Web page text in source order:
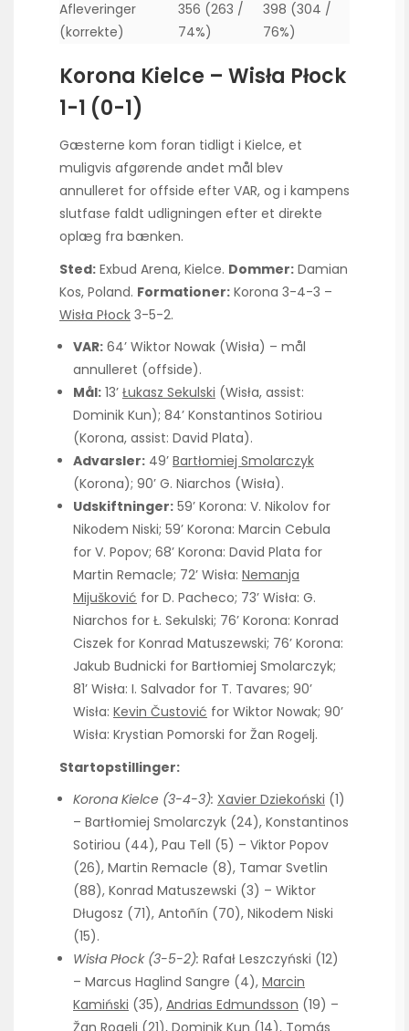
Afleveringer
(korrekte)
356 (263 /
74%)
398 (304 /
76%)
Korona Kielce – Wisła Płock
1-1 (0-1)
Gæsterne kom foran tidligt i Kielce, et
muligvis afgørende andet mål blev
annulleret for offside efter VAR, og i kampens
slutfase faldt udligningen efter et direkte
oplæg fra bænken.
Sted: Exbud Arena, Kielce. Dommer: Damian
Kos, Poland. Formationer: Korona 3-4-3 –
Wisła Płock 3-5-2.
VAR: 64’ Wiktor Nowak (Wisła) – mål
annulleret (offside).
Mål: 13’ Łukasz Sekulski (Wisła, assist:
Dominik Kun); 84’ Konstantinos Sotiriou
(Korona, assist: David Plata).
Advarsler: 49’ Bartłomiej Smolarczyk
(Korona); 90’ G. Niarchos (Wisła).
Udskiftninger: 59’ Korona: V. Nikolov for
Nikodem Niski; 59’ Korona: Marcin Cebula
for V. Popov; 68’ Korona: David Plata for
Martin Remacle; 72’ Wisła: Nemanja
Mijušković for D. Pacheco; 73’ Wisła: G.
Niarchos for Ł. Sekulski; 76’ Korona: Konrad
Ciszek for Konrad Matuszewski; 76’ Korona:
Jakub Budnicki for Bartłomiej Smolarczyk;
81’ Wisła: I. Salvador for T. Tavares; 90’
Wisła: Kevin Čustović for Wiktor Nowak; 90’
Wisła: Krystian Pomorski for Žan Rogelj.
Startopstillinger:
Korona Kielce (3-4-3): Xavier Dziekoński (1)
– Bartłomiej Smolarczyk (24), Konstantinos
Sotiriou (44), Pau Tell (5) – Viktor Popov
(26), Martin Remacle (8), Tamar Svetlin
(88), Konrad Matuszewski (3) – Wiktor
Długosz (71), Antoñín (70), Nikodem Niski
(15).
Wisła Płock (3-5-2): Rafał Leszczyński (12)
– Marcus Haglind Sangre (4), Marcin
Kamiński (35), Andrias Edmundsson (19) –